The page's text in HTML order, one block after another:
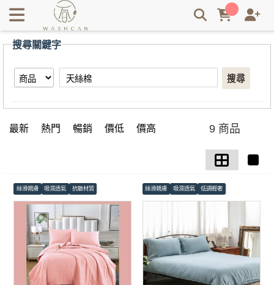
【天絲棉】搜尋結果 | Washcan瓦士肯
搜尋關鍵字
搜尋
最新 熱門 暢銷 價低 價高 9 商品
絲滑親膚 吸濕透氣 抗敏材質 絲滑親膚 吸濕透氣 低調輕奢